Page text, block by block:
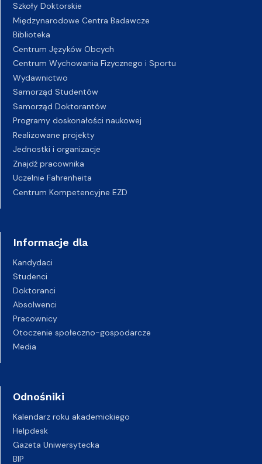
Szkoły Doktorskie
Międzynarodowe Centra Badawcze
Biblioteka
Centrum Języków Obcych
Centrum Wychowania Fizycznego i Sportu
Wydawnictwo
Samorząd Studentów
Samorząd Doktorantów
Programy doskonałości naukowej
Realizowane projekty
Jednostki i organizacje
Znajdź pracownika
Uczelnie Fahrenheita
Centrum Kompetencyjne EZD
Informacje dla
Kandydaci
Studenci
Doktoranci
Absolwenci
Pracownicy
Otoczenie społeczno-gospodarcze
Media
Odnośniki
Kalendarz roku akademickiego
Helpdesk
Gazeta Uniwersytecka
BIP